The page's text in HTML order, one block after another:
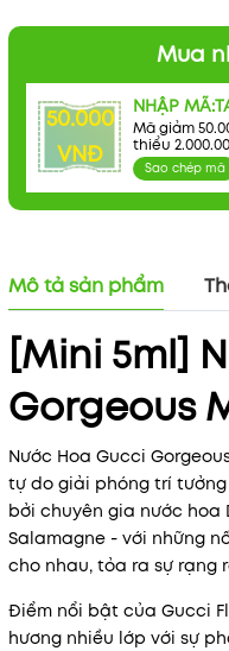
Mua
50.000
VNĐ
NHẬP
Mã giảm
thiểu
Sao chép mã
Điều kiện:
Mô tả sản phẩm
[Mini 5ml]
Gorgeous
Nước Hoa Gucci
tự do giải phóng trí
bởi chuyên gia nước hoa
Salamagne - với những
cho nhau, tỏa ra sự rạng
Điểm nổi bật của Gucci
hương nhiều lớp với sự